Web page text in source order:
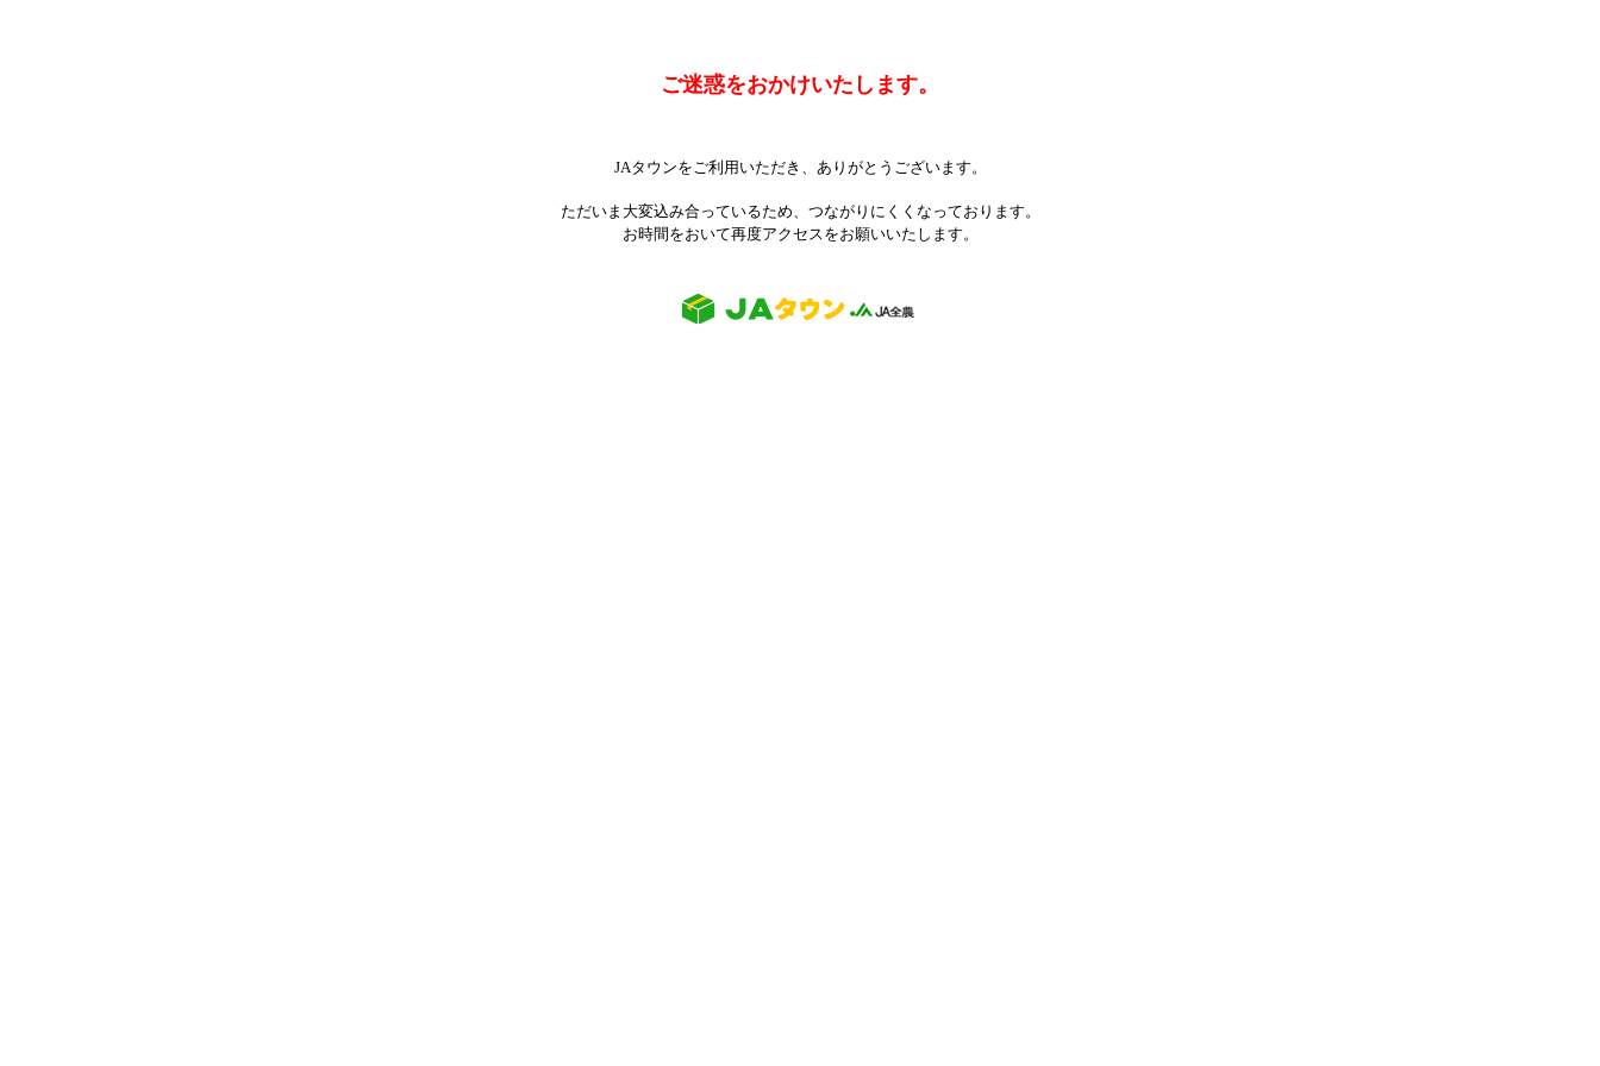
ご迷惑をおかけいたします。
JAタウンをご利用いただき、ありがとうございます。
ただいま大変込み合っているため、つながりにくくなっております。
お時間をおいて再度アクセスをお願いいたします。